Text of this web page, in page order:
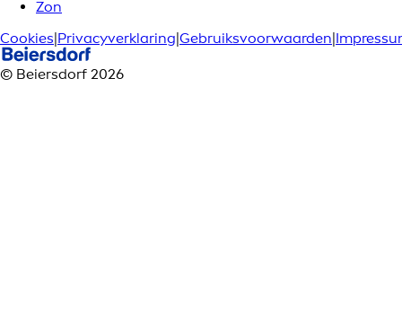
Zon
Cookies|Privacyverklaring|Gebruiksvoorwaarden|
© Beiersdorf 2026